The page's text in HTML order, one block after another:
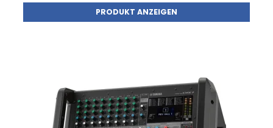
PRODUKT ANZEIGEN